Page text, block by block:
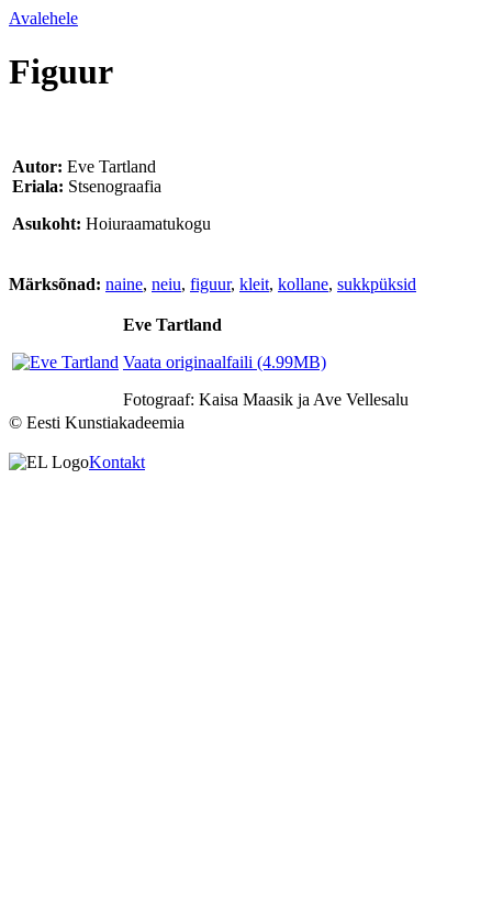
Avalehele
Figuur
Autor: Eve Tartland
Eriala: Stsenograafia
Asukoht: Hoiuraamatukogu
Märksõnad: naine, neiu, figuur, kleit, kollane, sukkpüksid
Eve Tartland
Vaata originaalfaili (4.99MB)
Fotograaf: Kaisa Maasik ja Ave Vellesalu
© Eesti Kunstiakadeemia
Kontakt